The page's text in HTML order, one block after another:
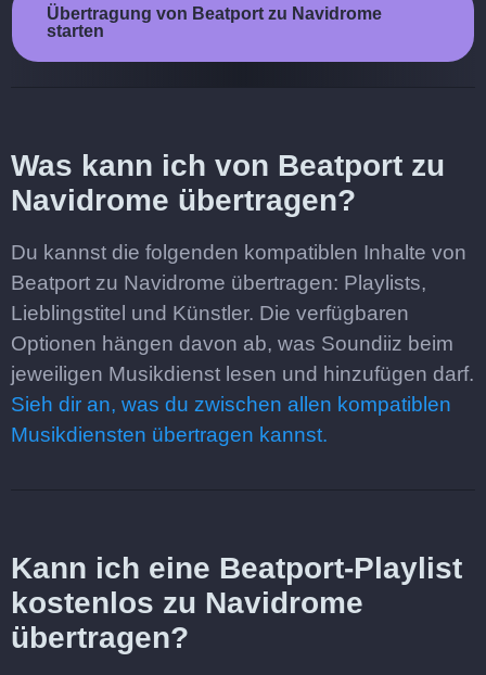
Übertragung von Beatport zu Navidrome
starten
Was kann ich von Beatport zu
Navidrome übertragen?
Du kannst die folgenden kompatiblen Inhalte von
Beatport zu Navidrome übertragen: Playlists,
Lieblingstitel und Künstler. Die verfügbaren
Optionen hängen davon ab, was Soundiiz beim
jeweiligen Musikdienst lesen und hinzufügen darf.
Sieh dir an, was du zwischen allen kompatiblen
Musikdiensten übertragen kannst.
Kann ich eine Beatport-Playlist
kostenlos zu Navidrome
übertragen?